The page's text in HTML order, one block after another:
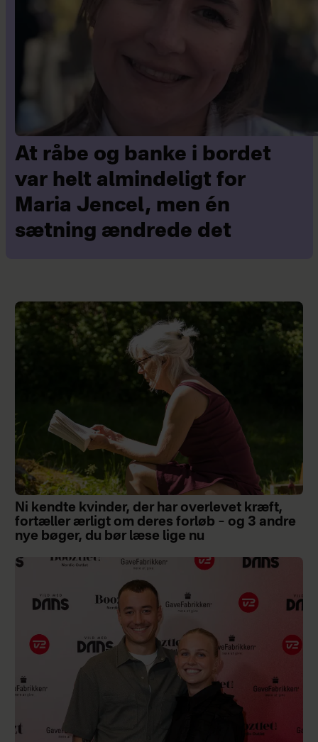
At råbe og banke i bordet
var helt almindeligt for
Maria Jencel, men én
sætning ændrede det
Ni kendte kvinder, der har overlevet kræft,
fortæller ærligt om deres forløb – og 3 andre
nye bøger, du bør læse lige nu